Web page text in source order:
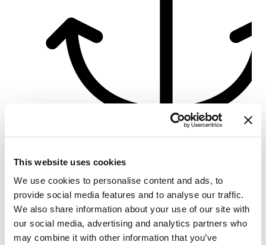
This website uses cookies
We use cookies to personalise content and ads, to
provide social media features and to analyse our traffic.
We also share information about your use of our site with
our social media, advertising and analytics partners who
may combine it with other information that you’ve
Crewed charter
Lengde 77 ft
Hytter 3
WC/dusj 3
Køyeplasser10
StorseilNone